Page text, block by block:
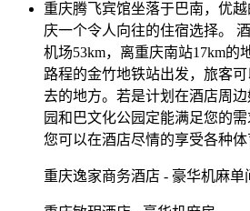
重庆腾飞宾馆坐落于巴南，优
庆一个令人向往的住宿选择。
机场53km，离重庆南站17km的
路程的金竹地铁站出发，旅客
去的地方。若是计划在酒店周
园和巴文化公园定能满足您的需
您可以在酒店尽情的享受各种体
重庆逸家商务酒店 - 豪华机麻单